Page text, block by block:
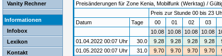
Vanity Rechner
Informationen
Infobox
Lexikon
Kontakt
Preisänderungen für Zone Kenia, Mobilfunk (Werktag) /
Preis zur Stunde 00 bis 23
Datum
Tage 00 01 02 03
10.08
10.08 10.08 10.08
01.04.2022 00:07 Uhr
30.0 9.28 9.28 9.28 9.28
01.05.2022 00:07 Uhr
31.0 9.70 9.70 9.70 9.70